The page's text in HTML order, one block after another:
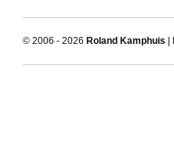
© 2006 - 2026 Roland Kamphuis |